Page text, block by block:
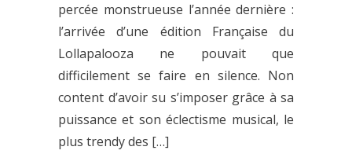
percée monstrueuse l’année dernière :
l’arrivée d’une édition Française du
Lollapalooza ne pouvait que
difficilement se faire en silence. Non
content d’avoir su s’imposer grâce à sa
puissance et son éclectisme musical, le
plus trendy des […]